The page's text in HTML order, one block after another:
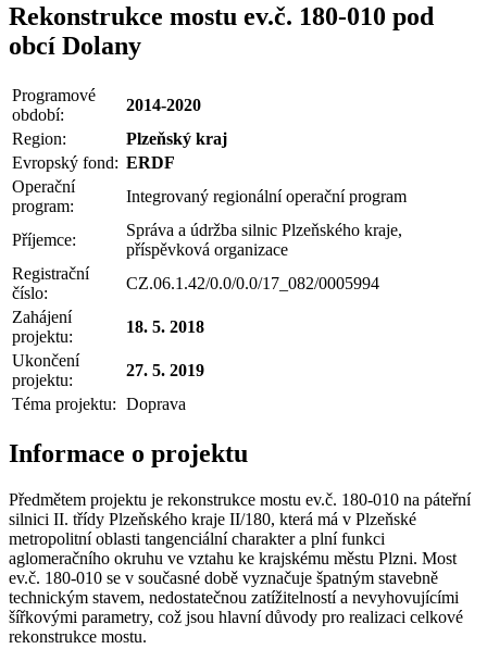
Rekonstrukce mostu ev.č. 180-010 pod
obcí Dolany
Programové
období:
2014-2020
Region:
Plzeňský kraj
Evropský fond: ERDF
Operační
program:
Integrovaný regionální operační program
Příjemce:
Správa a údržba silnic Plzeňského kraje,
příspěvková organizace
Registrační
číslo:
CZ.06.1.42/0.0/0.0/17_082/0005994
Zahájení
projektu:
18. 5. 2018
Ukončení
projektu:
27. 5. 2019
Téma projektu: Doprava
Informace o projektu
Předmětem projektu je rekonstrukce mostu ev.č. 180-010 na páteřní
silnici II. třídy Plzeňského kraje II/180, která má v Plzeňské
metropolitní oblasti tangenciální charakter a plní funkci
aglomeračního okruhu ve vztahu ke krajskému městu Plzni. Most
ev.č. 180-010 se v současné době vyznačuje špatným stavebně
technickým stavem, nedostatečnou zatížitelností a nevyhovujícími
šířkovými parametry, což jsou hlavní důvody pro realizaci celkové
rekonstrukce mostu.